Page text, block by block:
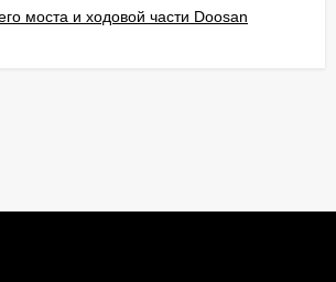
моста и ходовой части Doosan